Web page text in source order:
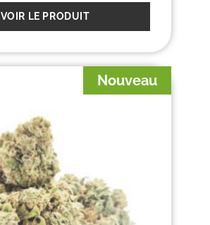
VOIR LE PRODUIT
Nouveau